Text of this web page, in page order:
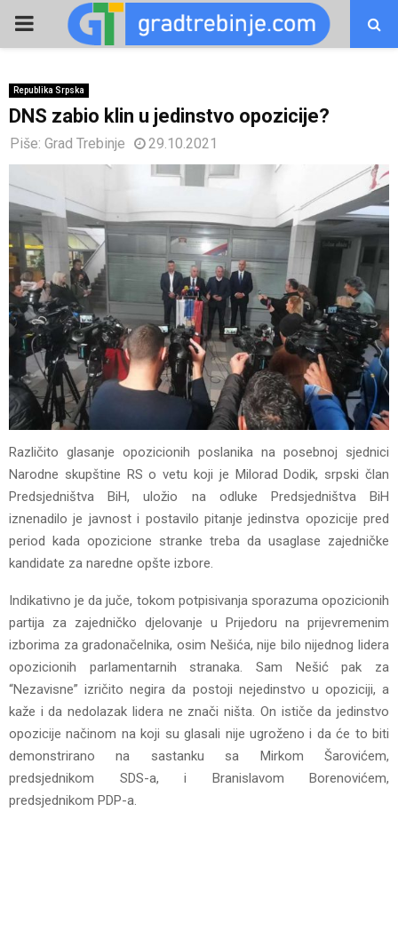
PRIMARY
Republika Srpska
DNS zabio klin u jedinstvo opozicije?
Piše: Grad Trebinje 29.10.2021
Različito glasanje opozicionih poslanika na posebnoj sjednici
Narodne skupštine RS o vetu koji je Milorad Dodik, srpski član
Predsjedništva BiH, uložio na odluke Predsjedništva BiH
iznenadilo je javnost i postavilo pitanje jedinstva opozicije pred
period kada opozicione stranke treba da usaglase zajedničke
kandidate za naredne opšte izbore.
Indikativno je da juče, tokom potpisivanja sporazuma opozicionih
partija za zajedničko djelovanje u Prijedoru na prijevremenim
izborima za gradonačelnika, osim Nešića, nije bilo nijednog lidera
opozicionih parlamentarnih stranaka. Sam Nešić pak za
“Nezavisne” izričito negira da postoji nejedinstvo u opoziciji, a
kaže i da nedolazak lidera ne znači ništa. On ističe da jedinstvo
opozicije načinom na koji su glasali nije ugroženo i da će to biti
demonstrirano na sastanku sa Mirkom Šarovićem,
predsjednikom SDS-a, i Branislavom Borenovićem,
predsjednikom PDP-a.